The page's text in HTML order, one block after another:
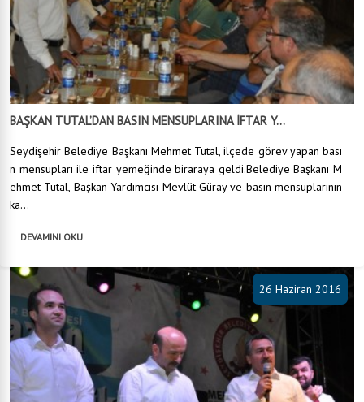
BAŞKAN TUTAL’DAN BASIN MENSUPLARINA İFTAR Y...
Seydişehir Belediye Başkanı Mehmet Tutal, ilçede görev yapan bası
n mensupları ile iftar yemeğinde biraraya geldi.Belediye Başkanı M
ehmet Tutal, Başkan Yardımcısı Mevlüt Güray ve basın mensuplarının
ka...
DEVAMINI OKU
26 Haziran 2016